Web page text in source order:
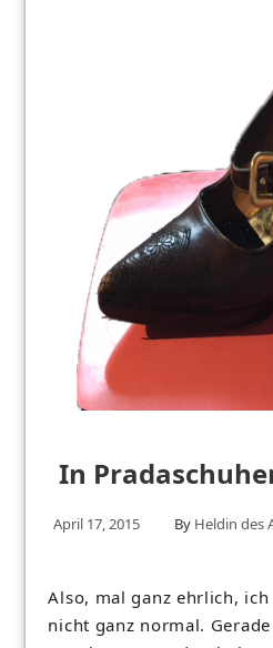
In
April 17, 2015 By Heldin des
Also, mal ganz ehrlich,
nicht ganz normal.